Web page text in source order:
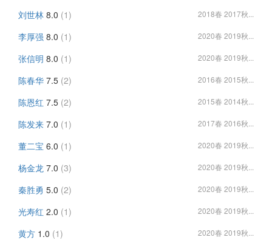
刘世林 8.0 (1) 2018春 2017秋...
李厚强 8.0 (1) 2020春 2019秋...
张信明 8.0 (1) 2020春 2019秋...
陈春华 7.5 (2) 2016春 2015秋...
陈恩红 7.5 (2) 2015春 2014秋...
陈发来 7.0 (1) 2017春 2016秋...
董二宝 6.0 (1) 2020春 2019秋...
杨金龙 7.0 (3) 2020春 2019秋...
秦胜勇 5.0 (2) 2020春 2019秋...
光寿红 2.0 (1) 2020春 2019秋...
黄方 1.0 (1) 2020春 2019秋...